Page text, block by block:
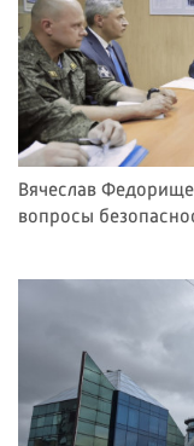
Вячеслав
вопросы